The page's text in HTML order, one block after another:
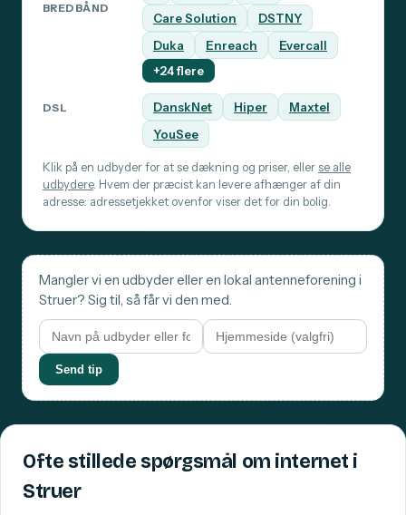
BREDBÅND
Care Solution
DSTNY
Duka
Enreach
Evercall
+24 flere
DSL DanskNet Hiper
Maxtel
YouSee
Klik på en udbyder for at se dækning og priser, eller se alle
udbydere. Hvem der præcist kan levere afhænger af din
adresse: adressetjekket ovenfor viser det for din bolig.
Mangler vi en udbyder eller en lokal antenneforening i
Struer? Sig til, så får vi den med.
Send tip
Ofte stillede spørgsmål om internet i
Struer